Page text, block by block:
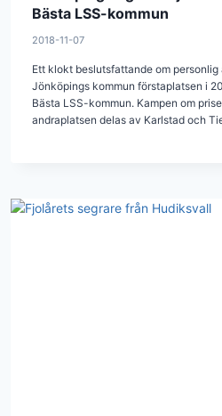
Bästa LSS-kommun
2018-11-07
Ett klokt beslutsfattande om personlig
Jönköpings kommun förstaplatsen i
Bästa LSS-kommun. Kampen om
andraplatsen delas av Karlstad och